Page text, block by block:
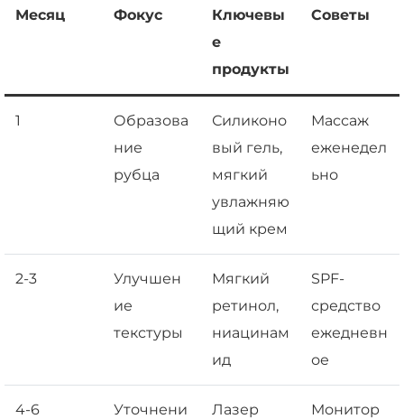
Месяц Фокус
Ключевы
е
продукты
Советы
1
Образова
ние
рубца
Силиконо
вый гель,
мягкий
увлажняю
щий крем
Массаж
еженедел
ьно
2-3
Улучшен
ие
текстуры
Мягкий
ретинол,
ниацинам
ид
SPF-
средство
ежедневн
ое
4-6
Уточнени
Лазер
Монитор